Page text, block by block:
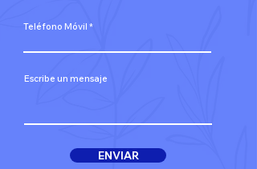
Teléfono Móvil
Escribe un mensaje
ENVIAR